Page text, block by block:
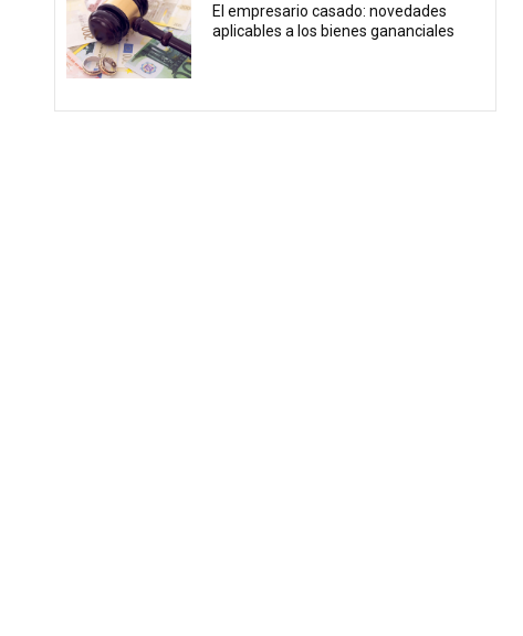
El empresario casado: novedades
aplicables a los bienes gananciales